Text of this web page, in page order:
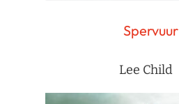
Spervuur
Lee Child